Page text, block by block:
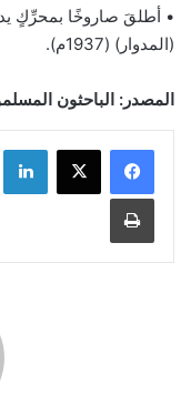
• أطلقَ صاروخًا بمحرِّكٍ
(المدوار) (1937م).
المصدر: الباحثون
طباعة